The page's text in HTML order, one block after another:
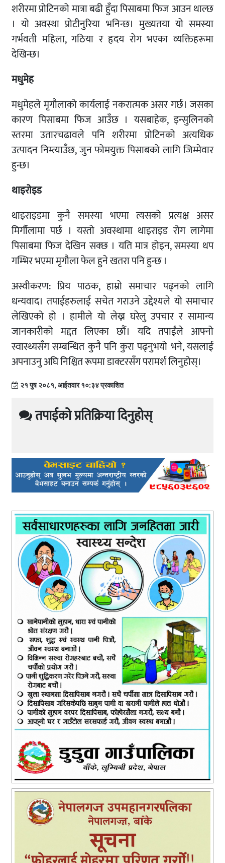
शरीरमा प्रोटिनको मात्रा बढी हुँदा पिसाबमा फिज आउन थाल्छ
। यो अवस्था प्रोटीनुरिया भनिन्छ। मुख्यतया यो समस्या
गर्भवती महिला, गठिया र हृदय रोग भएका व्यक्तिहरूमा
देखिन्छ।
मधुमेह
मधुमेहले मृगौलाको कार्यलाई नकरात्मक असर गर्छ। जसका
कारण पिसाबमा फिज आउँछ । यसबाहेक, इन्सुलिनको
स्तरमा उतारचढावले पनि शरीरमा प्रोटिनको अत्यधिक
उत्पादन निम्त्याउँछ, जुन फोमयुक्त पिसाबको लागि जिम्मेवार
हुन्छ।
थाइरोइड
थाइराइडमा कुनै समस्या भएमा त्यसको प्रत्यक्ष असर
मिर्गौलामा पर्छ । यस्तो अवस्थामा थाइराइड रोग लागेमा
पिसाबमा फिज देखिन सक्छ । यति मात्र होइन, समस्या थप
गम्भिर भएमा मृगौला फेल हुने खतरा पनि हुन्छ ।
अस्वीकरण: प्रिय पाठक, हाम्रो समाचार पढ्नको लागि
धन्यवाद। तपाईहरुलाई सचेत गराउने उद्देश्यले यो समाचार
लेखिएको हो । हामीले यो लेख्न घरेलु उपचार र सामान्य
जानकारीको मद्दत लिएका छौं। यदि तपाईंले आफ्नो
स्वास्थ्यसँग सम्बन्धित कुनै पनि कुरा पढ्नुभयो भने, यसलाई
अपनाउनु अघि निश्चित रूपमा डाक्टरसँग परामर्श लिनुहोस्।
२१ पुष २०८१, आईतवार १०:३४ प्रकाशित
तपाईको प्रतिक्रिया दिनुहोस्